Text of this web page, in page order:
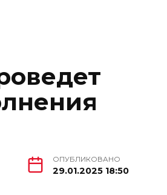
ОПУБЛИКОВАНО
29.01.2025 18:50